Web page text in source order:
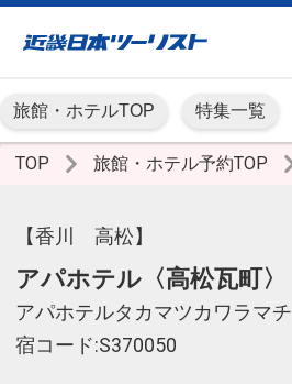
旅館・ホテルTOP 特集一覧
TOP 旅館・ホテル予約TOP
【香川 高松】
アパホテル〈高松瓦町〉
アパホテルタカマツカワラマチ
宿コード:S370050